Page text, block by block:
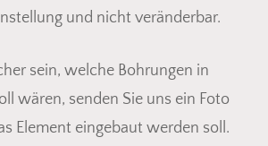
und nicht veränderbar.
sein, welche Bohrungen in
wären, senden Sie uns ein Foto
Element eingebaut werden soll.